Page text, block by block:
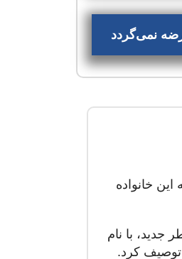
نمی‌گردد
را ایجاد کرده بود در سال ۲۰۱۴ عضو دیگری به این خانواده
جدید، با نام
توصیف کرد.